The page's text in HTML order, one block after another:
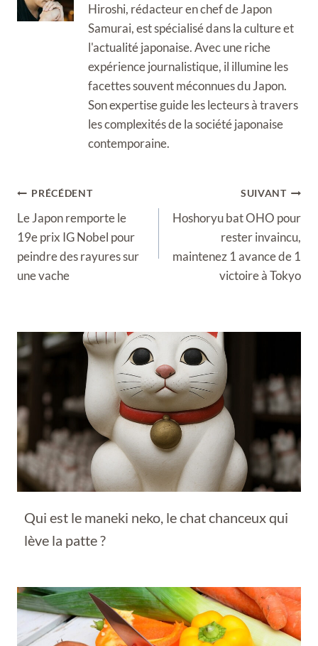
Hiroshi, rédacteur en chef de Japon
Samurai, est spécialisé dans la culture et
l'actualité japonaise. Avec une riche
expérience journalistique, il illumine les
facettes souvent méconnues du Japon.
Son expertise guide les lecteurs à travers
les complexités de la société japonaise
contemporaine.
Navigation
de
l’article
PRÉCÉDENT
Le Japon remporte le
19e prix IG Nobel pour
peindre des rayures sur
une vache
SUIVANT
Hoshoryu bat OHO pour
rester invaincu,
maintenez 1 avance de 1
victoire à Tokyo
Qui est le maneki neko, le chat chanceux qui
lève la patte ?